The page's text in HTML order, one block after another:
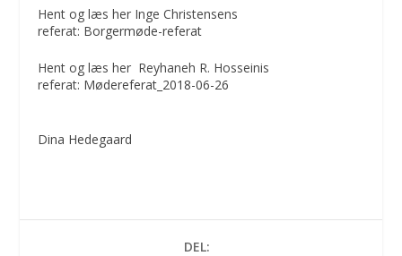
Hent og læs her Inge Christensens
referat: Borgermøde-referat
Hent og læs her Reyhaneh R. Hosseinis
referat: Mødereferat_2018-06-26
Dina Hedegaard
DEL: